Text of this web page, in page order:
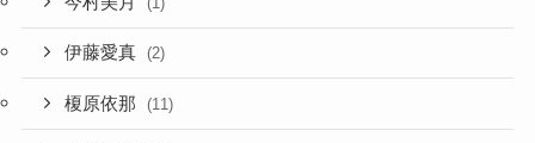
伊藤愛真 (2)
榎原依那 (11)